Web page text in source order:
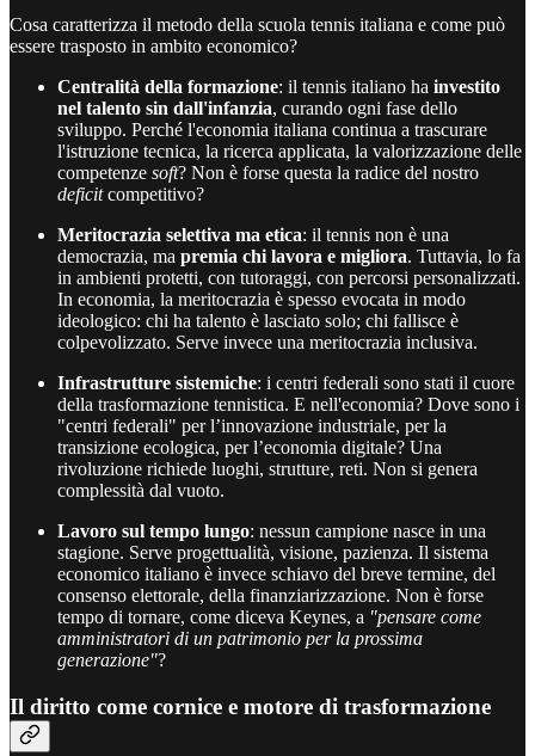
Cosa caratterizza il metodo della scuola tennis italiana e come può
essere trasposto in ambito economico?
Centralità della formazione: il tennis italiano ha investito
nel talento sin dall'infanzia, curando ogni fase dello
sviluppo. Perché l'economia italiana continua a trascurare
l'istruzione tecnica, la ricerca applicata, la valorizzazione delle
competenze soft? Non è forse questa la radice del nostro
deficitcompetitivo?
Meritocrazia selettiva ma etica: il tennis non è una
democrazia, ma premia chi lavora e migliora. Tuttavia, lo fa
in ambienti protetti, con tutoraggi, con percorsi personalizzati.
In economia, la meritocrazia è spesso evocata in modo
ideologico: chi ha talento è lasciato solo; chi fallisce è
colpevolizzato. Serve invece una meritocrazia inclusiva.
Infrastrutture sistemiche: i centri federali sono stati il cuore
della trasformazione tennistica. E nell'economia? Dove sono i
"centri federali" per l’innovazione industriale, per la
transizione ecologica, per l’economia digitale? Una
rivoluzione richiede luoghi, strutture, reti. Non si genera
complessità dal vuoto.
Lavoro sul tempo lungo: nessun campione nasce in una
stagione. Serve progettualità, visione, pazienza. Il sistema
economico italiano è invece schiavo del breve termine, del
consenso elettorale, della finanziarizzazione. Non è forse
tempo di tornare, come diceva Keynes, a "pensare come
amministratori di un patrimonio per la prossima
generazione"?
Il diritto come cornice e motore di trasformazione